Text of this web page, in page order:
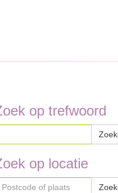
op trefwoord
op locatie